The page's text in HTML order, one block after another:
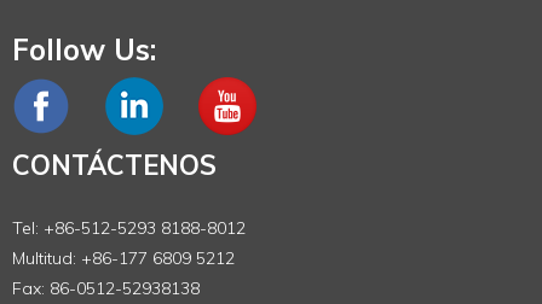
Follow Us:
CONTÁCTENOS
Tel: +86-512-5293 8188-8012
Multitud: +86-177 6809 5212
Fax: 86-0512-52938138